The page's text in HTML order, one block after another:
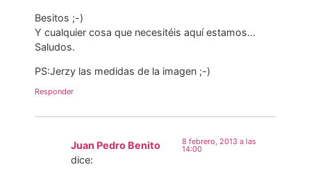
Besitos ;-)
Y cualquier cosa que necesitéis aquí estamos…
Saludos.
PS:Jerzy las medidas de la imagen ;-)
Responder
Juan Pedro Benito
dice:
8 febrero, 2013 a las
14:00